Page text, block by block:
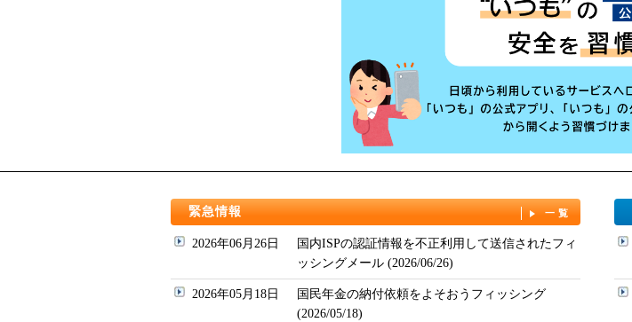
緊急情報 一覧
2026年06月26日
国内ISPの認証情報を不正利用して送信されたフィ
ッシングメール (2026/06/26)
2026年05月18日
国民年金の納付依頼をよそおうフィッシング
(2026/05/18)